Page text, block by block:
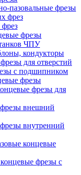
пазовальные фрезы
фрез
фрезы
ЧПУ
кондукторы
для отверстий
с подшипником
фрезы
фрезы для
внешний
внутренний
концевые
фрезы с